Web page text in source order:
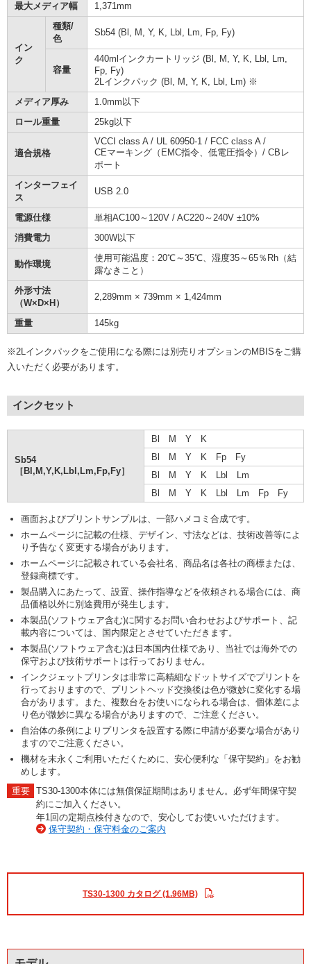
最大メディア幅
1,371mm
イン
ク
種類/
色
Sb54 (Bl, M, Y, K, Lbl, Lm, Fp, Fy)
容量
440mlインクカートリッジ (Bl, M, Y, K, Lbl, Lm,
Fp, Fy)
2Lインクパック (Bl, M, Y, K, Lbl, Lm) ※
メディア厚み
1.0mm以下
ロール重量
25kg以下
適合規格
VCCI class A / UL 60950-1 / FCC class A /
CEマーキング（EMC指令、低電圧指令）/ CBレ
ポート
インターフェイ
ス
USB 2.0
電源仕様
単相AC100～120V / AC220～240V ±10%
消費電力
300W以下
動作環境
使用可能温度：20℃～35℃、湿度35～65％Rh（結
露なきこと）
外形寸法
（W×D×H）
2,289mm × 739mm × 1,424mm
重量 145kg
※2Lインクパックをご使用になる際には別売りオプションのMBISをご購
入いただく必要があります。
インクセット
Sb54
［Bl,M,Y,K,Lbl,Lm,Fp,Fy］
Bl M Y K
Bl M Y K Fp Fy
Bl M Y K Lbl Lm
Bl M Y K Lbl Lm Fp Fy
画面およびプリントサンプルは、一部ハメコミ合成です。
ホームページに記載の仕様、デザイン、寸法などは、技術改善等によ
り予告なく変更する場合があります。
ホームページに記載されている会社名、商品名は各社の商標または、
登録商標です。
製品購入にあたって、設置、操作指導などを依頼される場合には、商
品価格以外に別途費用が発生します。
本製品(ソフトウェア含む)に関するお問い合わせおよびサポート、記
載内容については、国内限定とさせていただきます。
本製品(ソフトウェア含む)は日本国内仕様であり、当社では海外での
保守および技術サポートは行っておりません。
インクジェットプリンタは非常に高精細なドットサイズでプリントを
行っておりますので、プリントヘッド交換後は色が微妙に変化する場
合があります。また、複数台をお使いになられる場合は、個体差によ
り色が微妙に異なる場合がありますので、ご注意ください。
自治体の条例によりプリンタを設置する際に申請が必要な場合があり
ますのでご注意ください。
機材を末永くご利用いただくために、安心便利な「保守契約」をお勧
めします。
TS30-1300本体には無償保証期間はありません。必ず年間保守契
約にご加入ください。
年1回の定期点検付きなので、安心してお使いいただけます。
保守契約・保守料金のご案内
TS30-1300 カタログ (1.96MB)